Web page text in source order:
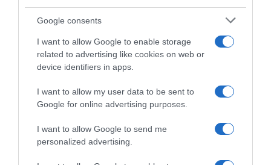
Google consents
I want to allow Google to enable storage
related to advertising like cookies on web or
device identifiers in apps.
I want to allow my user data to be sent to
Google for online advertising purposes.
I want to allow Google to send me
personalized advertising.
ΣΧΟΛΙΑ